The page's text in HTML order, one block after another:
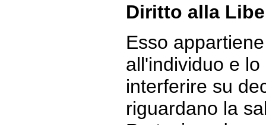
Diritto alla
Esso
all'individuo e
interferire su
riguardano la